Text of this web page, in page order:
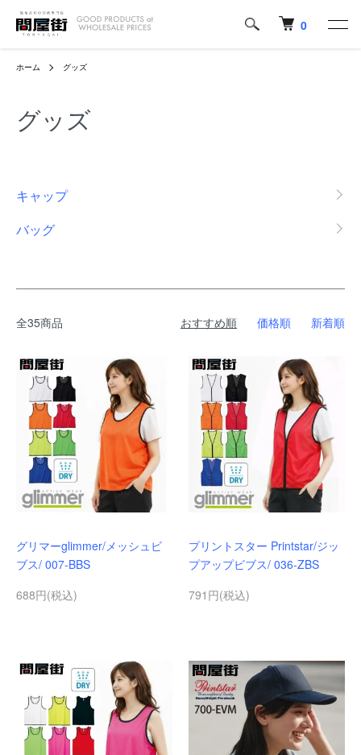
0
ホーム グッズ
グッズ
キャップ
バッグ
全35商品 おすすめ順 価格順 新着順
グリマーglimmer/メッシュビ
ブス/ 007-BBS
688円(税込)
プリントスター Printstar/ジッ
プアップビブス/ 036-ZBS
791円(税込)